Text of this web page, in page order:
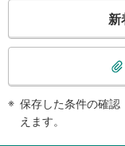
検
新
保存した条件の確認
えます。